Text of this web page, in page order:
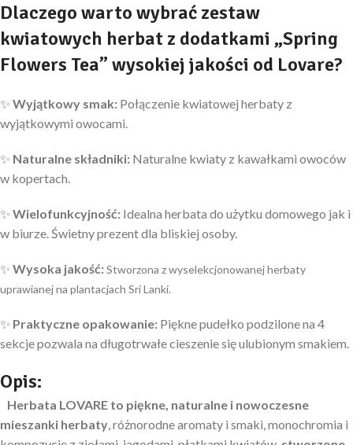
Dlaczego warto wybrać zestaw
kwiatowych herbat z dodatkami „Spring
Flowers Tea” wysokiej jakości od Lovare?
✨ Wyjątkowy smak: Połączenie kwiatowej herbaty z
wyjątkowymi owocami.
✨ Naturalne składniki: Naturalne kwiaty z kawałkami owoców
w kopertach.
✨ Wielofunkcyjność: Idealna herbata do użytku domowego jak i
w biurze. Świetny prezent dla bliskiej osoby.
✨ Wysoka jakość:Stworzona z wyselekcjonowanej herbaty
uprawianej na plantacjach Sri Lanki.
✨ Praktyczne opakowanie: Piękne pudełko podzilone na 4
sekcje pozwala na długotrwałe cieszenie się ulubionym smakiem.
Opis:
Herbata LOVARE to piękne, naturalne i nowoczesne
mieszanki herbaty, różnorodne aromaty i smaki, monochromia i